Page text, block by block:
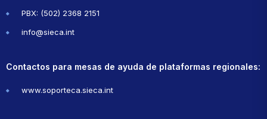
PBX: (502) 2368 2151
info@sieca.int
Contactos para mesas de ayuda de plataformas regionales:
www.soporteca.sieca.int